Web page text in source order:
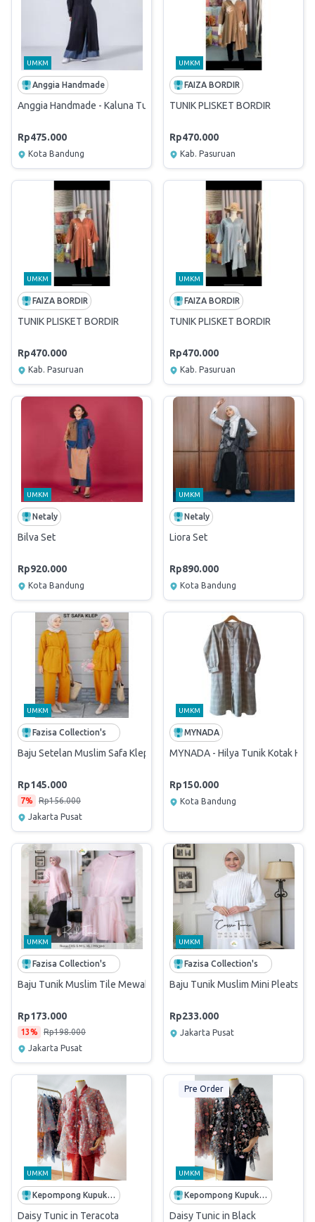
UMKM
Anggia Handmade
Anggia Handmade - Kaluna Tunik - Black
Rp475.000
Kota Bandung
UMKM
FAIZA BORDIR
TUNIK PLISKET BORDIR
Rp470.000
Kab. Pasuruan
UMKM
FAIZA BORDIR
TUNIK PLISKET BORDIR
Rp470.000
Kab. Pasuruan
UMKM
FAIZA BORDIR
TUNIK PLISKET BORDIR
Rp470.000
Kab. Pasuruan
UMKM
Netaly
Bilva Set
Rp920.000
Kota Bandung
UMKM
Netaly
Liora Set
Rp890.000
Kota Bandung
UMKM
Fazisa Collection's
Baju Setelan Muslim Safa Klep Tali Obi - Modis & Nyaman, Free Pulsa
Rp145.000
7%
Rp156.000
Jakarta Pusat
UMKM
MYNADA
MYNADA - Hilya Tunik Kotak Hijau
Rp150.000
Kota Bandung
UMKM
Fazisa Collection's
Baju Tunik Muslim Tile Mewah Ratih Wanita (Free Pulsa)
Rp173.000
13%
Rp198.000
Jakarta Pusat
UMKM
Fazisa Collection's
Baju Tunik Muslim Mini Pleats
Rp233.000
Jakarta Pusat
UMKM
Kepompong Kupukupu
Daisy Tunic in Teracota
Pre Order
UMKM
Kepompong Kupukupu
Daisy Tunic in Black